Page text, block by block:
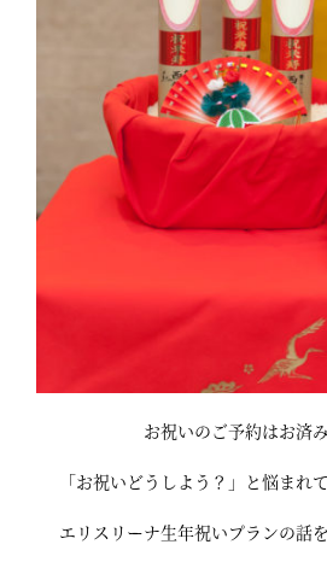
お祝いのご予約はお済
「お祝いどうしよう？」と悩まれ
エリスリーナ生年祝いプランの話